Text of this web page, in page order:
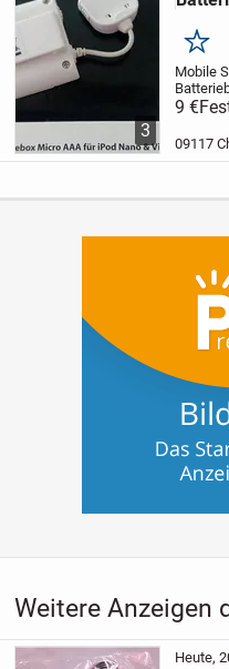
3
Mobile
Video.
usw
9 €
09117
Weitere Anzeigen
Heute,